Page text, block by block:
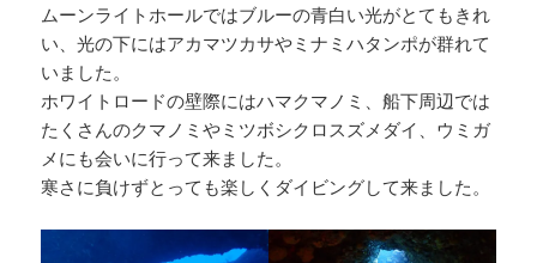
ムーンライトホールではブルーの青白い光がとてもきれ
い、光の下にはアカマツカサやミナミハタンポが群れて
いました。
ホワイトロードの壁際にはハマクマノミ、船下周辺では
たくさんのクマノミやミツボシクロスズメダイ、ウミガ
メにも会いに行って来ました。
寒さに負けずとっても楽しくダイビングして来ました。